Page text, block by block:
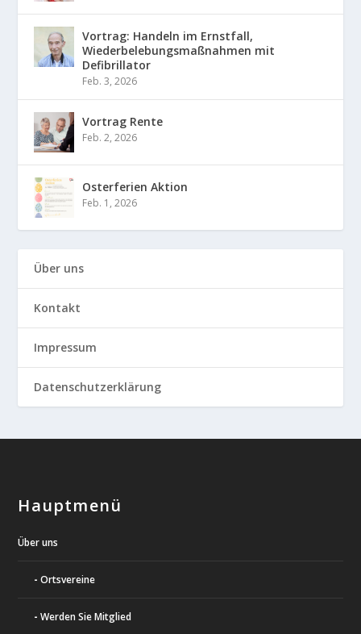
Vortrag: Handeln im Ernstfall,
Wiederbelebungsmaßnahmen mit
Defibrillator
Feb. 3, 2026
Vortrag Rente
Feb. 2, 2026
Osterferien Aktion
Feb. 1, 2026
Über uns
Kontakt
Impressum
Datenschutzerklärung
Hauptmenü
Über uns
Ortsvereine
Werden Sie Mitglied